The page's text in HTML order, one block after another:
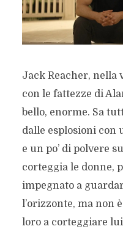
Jack Reacher, nella
con le fattezze di
bello, enorme. Sa
dalle esplosioni con
e un po’ di polvere
corteggia le donne,
impegnato a
l’orizzonte, ma non
loro a corteggiare